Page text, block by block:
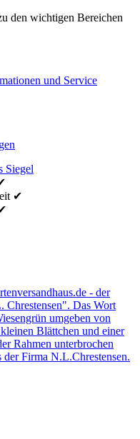
den wichtigen Bereichen
und Service
✔